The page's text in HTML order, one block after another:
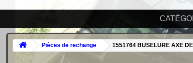
Pièces de rechange 1551764 BUSELURE AXE